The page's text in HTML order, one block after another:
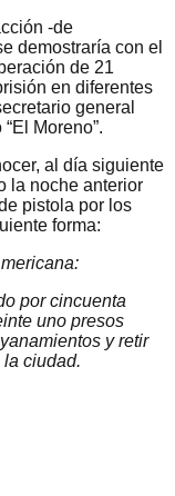
-de
demostraría con el
de 21
en diferentes
general
Moreno”.
al día siguiente
la noche anterior
pistola por los
forma:
por cincuenta
uno presos
y retir
ciudad.